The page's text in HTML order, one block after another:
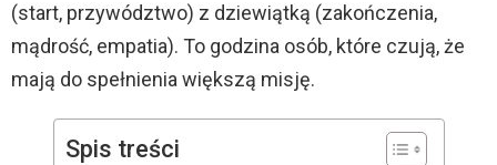
(start, przywództwo) z dziewiątką (zakończenia,
mądrość, empatia). To godzina osób, które czują, że
mają do spełnienia większą misję.
Spis treści